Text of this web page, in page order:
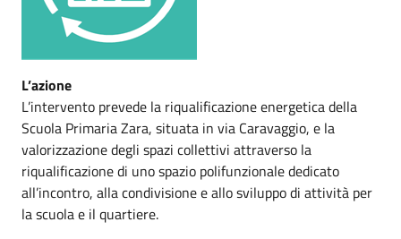
L’azione
L’intervento prevede la riqualificazione energetica della
Scuola Primaria Zara, situata in via Caravaggio, e la
valorizzazione degli spazi collettivi attraverso la
riqualificazione di uno spazio polifunzionale dedicato
all’incontro, alla condivisione e allo sviluppo di attività per
la scuola e il quartiere.